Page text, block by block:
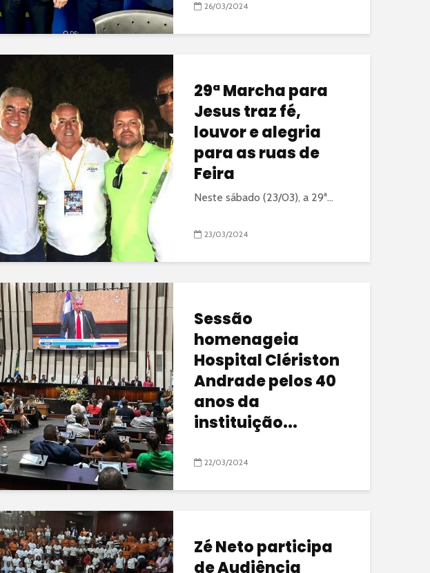
26/03/2024
29ª Marcha para
Jesus traz fé,
louvor e alegria
para as ruas de
Feira
Neste sábado (23/03), a 29ª...
23/03/2024
Sessão
homenageia
Hospital Clériston
Andrade pelos 40
anos da
instituição...
22/03/2024
Zé Neto participa
de Audiência